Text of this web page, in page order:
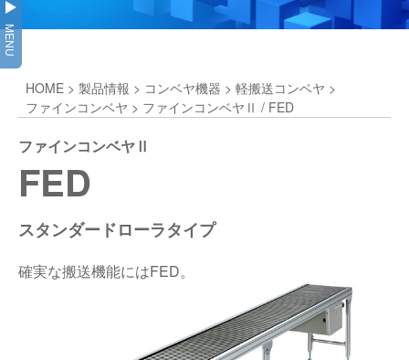
ヒント集
GTPシステム
仕分けシステム
ピッキングシステム
保管システム
パレタイズ・デパレタイズシステム
飲料
通販
食品
代表あいさつ
企業理念
会社概要
事業所一覧
採用情報
ショールーム
オークラミュージアム
新着情報
MENU
HOME > 製品情報 > コンベヤ機器 > 軽搬送コンベヤ >
ファインコンベヤ > ファインコンベヤⅡ / FED
ファインコンベヤⅡ
FED
スタンダードローラタイプ
確実な搬送機能にはFED。